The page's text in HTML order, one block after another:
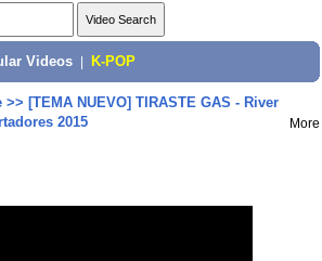
Videos K-POP
>> [TEMA NUEVO] TIRASTE GAS - River
2015
More